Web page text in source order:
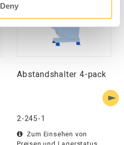
Deny
Abstandshalter 4-pack
2-245-1
Zum Einsehen von